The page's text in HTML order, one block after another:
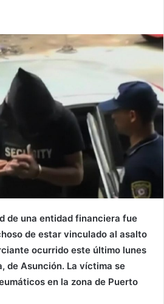
de una entidad financiera fue
de estar vinculado al asalto
ocurrido este último lunes
de Asunción. La víctima se
en la zona de Puerto